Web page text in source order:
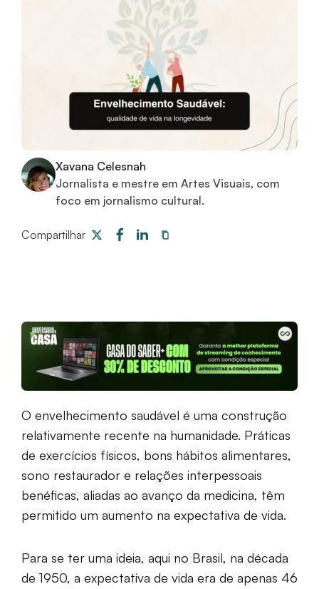
Xavana Celesnah
Jornalista e mestre em Artes Visuais, com
foco em jornalismo cultural.
Compartilhar
O envelhecimento saudável é uma construção
relativamente recente na humanidade. Práticas
de exercícios físicos, bons hábitos alimentares,
sono restaurador e relações interpessoais
benéficas, aliadas ao avanço da medicina, têm
permitido um aumento na expectativa de vida.
Para se ter uma ideia, aqui no Brasil, na década
de 1950, a expectativa de vida era de apenas 46